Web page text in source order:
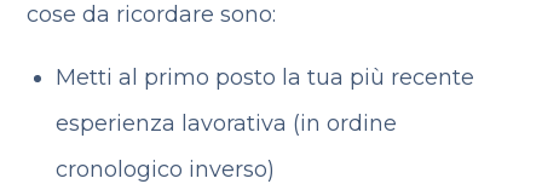
cose da ricordare sono:
Metti al primo posto la tua più recente
esperienza lavorativa (in ordine
cronologico inverso)